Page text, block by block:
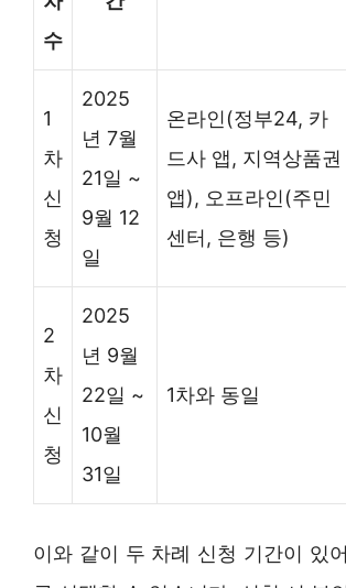
수
1
차
신
청
2025
년 7월
21일 ~
9월 12
일
온라인(정부24, 카
드사 앱, 지역상품권
앱), 오프라인(주민
센터, 은행 등)
2
차
신
청
2025
년 9월
22일 ~
10월
31일
1차와 동일
이와 같이 두 차례 신청 기간이 있